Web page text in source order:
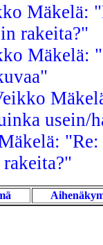
Mäkelä:
rakeita?"
Mäkelä:
usein/